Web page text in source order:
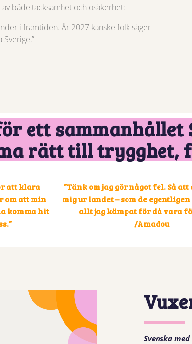
både tacksamhet och osäkerhet:
i framtiden. År 2027 kanske folk säger
Sverige.”
ett
rätt till trygghet,
att klara
om att min
komma hit
”Tänk om jag gör något fel. Så
mig ur landet – som de
allt jag kämpat för då vara
/Amadou
Svenska